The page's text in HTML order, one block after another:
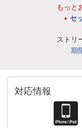
もっと
セ
ストリ
期
対応情報